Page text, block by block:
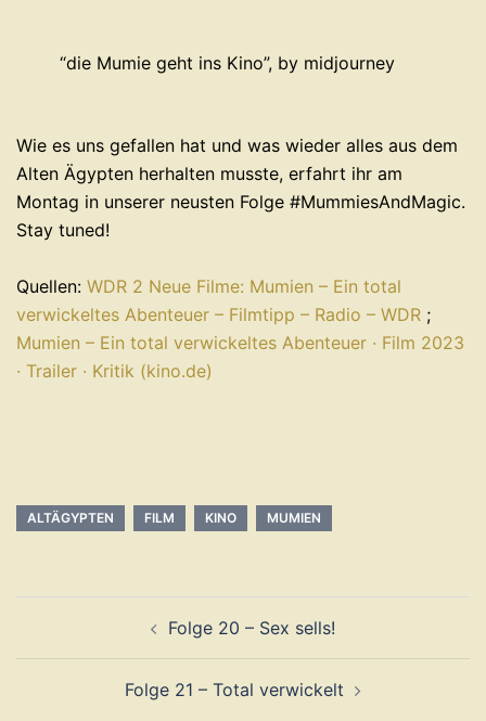
“die Mumie geht ins Kino”, by midjourney
Wie es uns gefallen hat und was wieder alles aus dem
Alten Ägypten herhalten musste, erfahrt ihr am
Montag in unserer neusten Folge #MummiesAndMagic.
Stay tuned!
Quellen: WDR 2 Neue Filme: Mumien – Ein total
verwickeltes Abenteuer – Filmtipp – Radio – WDR ;
Mumien – Ein total verwickeltes Abenteuer · Film 2023
· Trailer · Kritik (kino.de)
ALTÄGYPTEN FILM KINO MUMIEN
Folge 20 – Sex sells!
Folge 21 – Total verwickelt